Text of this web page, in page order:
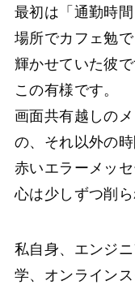
最初は「通勤時
場所でカフェ勉
輝かせていた彼
この有様です。
画面共有越しの
の、それ以外の
赤いエラーメッ
心は少しずつ削
私自身、エンジ
学、オンライン